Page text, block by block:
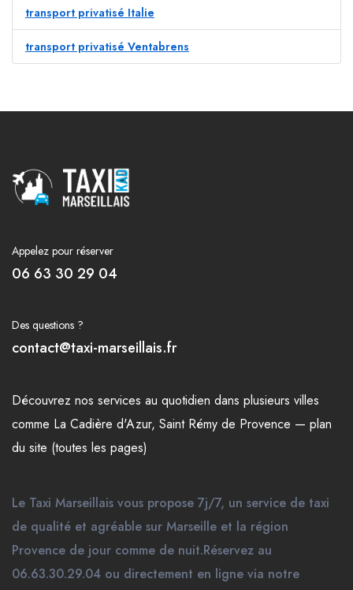
transport privatisé Italie
transport privatisé Ventabrens
Appelez pour réserver
06 63 30 29 04
Des questions ?
contact@taxi-marseillais.fr
Découvrez nos services au quotidien dans plusieurs villes
comme La Cadière d'Azur, Saint Rémy de Provence — plan
du site (toutes les pages)
Le Taxi Marseillais vous propose 7j/7, un service de taxi
de qualité et agréable sur Marseille et la région
Provence de jour comme de nuit.Réservez au
06.63.30.29.04 ou directement en ligne via notre